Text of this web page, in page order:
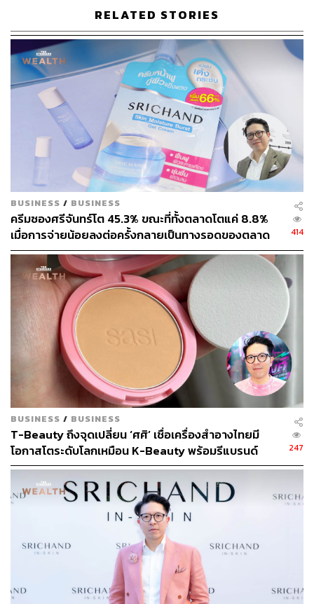
RELATED STORIES
BUSINESS / BUSINESS
ครีมซองศรีจันทร์โต 45.3% ขณะที่ทั้งตลาดโตแค่ 8.8%
เมื่อการจ่ายน้อยลงต่อครั้งกลายเป็นทางรอดของตลาด
ความงาม
414
BUSINESS / BUSINESS
T-Beauty ถึงจุดเปลี่ยน ‘ศศิ’ เชื่อเครื่องสำอางไทยมี
โอกาสโตระดับโลกเหมือน K-Beauty พร้อมรีแบรนด์
เปลี่ยนภาพจำใหม่
247